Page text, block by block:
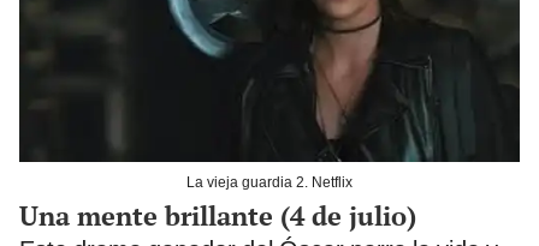
La vieja guardia 2. Netflix
Una mente brillante (4 de julio)